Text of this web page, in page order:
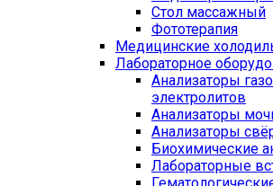
Стол массажный
Фототерапия
Медицинские
Лабораторное
Анализаторы
электролитов
Анализаторы
Анализаторы
Биохимические
Лабораторные